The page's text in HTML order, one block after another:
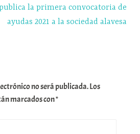
la primera convocatoria de
ayudas 2021 a la sociedad alavesa
no será publicada.Los
marcados con*